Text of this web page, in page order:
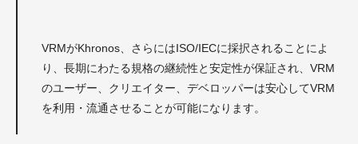
VRMがKhronos、さらにはISO/IECに採択されることによ
り、長期にわたる規格の継続性と安定性が保証され、VRM
のユーザー、クリエイター、デベロッパーは安心してVRM
を利用・流通させることが可能になります。